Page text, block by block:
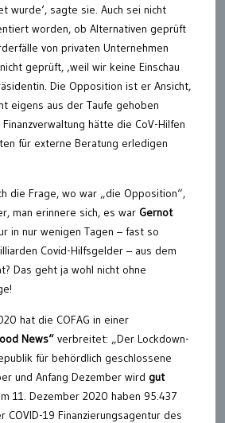
wurde‘, sagte sie. Auch sei nicht
worden, ob Alternativen geprüft
von privaten Unternehmen
geprüft, ‚weil wir keine Einschau
Die Opposition ist er Ansicht,
eigens aus der Taufe gehoben
hätte die CoV-Hilfen
für externe Beratung erledigen
die Frage, wo war „die Opposition“,
man erinnere sich, es war Gernot
in nur wenigen Tagen – fast so
Covid-Hilfsgelder – aus dem
Das geht ja wohl nicht ohne
hat die COFAG in einer
News“ verbreitet: „Der Lockdown-
für behördlich geschlossene
und Anfang Dezember wird gut
11. Dezember 2020 haben 95.437
COVID-19 Finanzierungsagentur des